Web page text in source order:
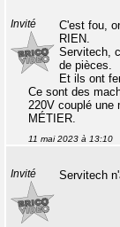
Invité
C'est fou,
RIEN.
Servitech,
de pièces.
Et ils ont
Ce sont des
220V couplé une
MÉTIER.
11 mai 2023 à 13:10
Invité Servitech